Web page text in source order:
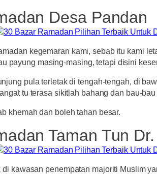
Desa Pandan
kegemaran kami, sebab itu kami
payung masing-masing, tetapi disini
pula terletak di tengah-tengah, di
tu terasa sikitlah bahang dan bau-
khemah dan boleh tahan besar.
Taman Tun
di kawasan penempatan majoriti Muslim